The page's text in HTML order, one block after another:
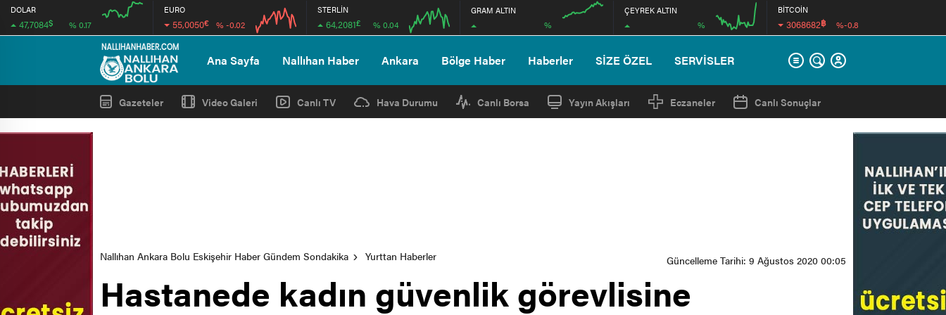
DOLAR
47,7084$ % 0.17
04:00
EURO
55,0050€ % -0.02
STERLİN
64,2081£ % 0.04
GRAM ALTIN
%
ÇEYREK ALTIN
%
BİTCOİN
3068682฿ %-0.8
Ana Sayfa Nallıhan Haber Ankara Bölge Haber Haberler SİZE ÖZEL SERVİSLER
Gazeteler Video Galeri Canlı TV Hava Durumu Canlı Borsa Yayın Akışları Eczaneler Canlı Sonuçlar
Nallıhan Ankara Bolu Eskişehir Haber Gündem Sondakika Yurttan Haberler Güncelleme Tarihi: 9 Ağustos 2020 00:05
Hastanede kadın güvenlik görevlisine